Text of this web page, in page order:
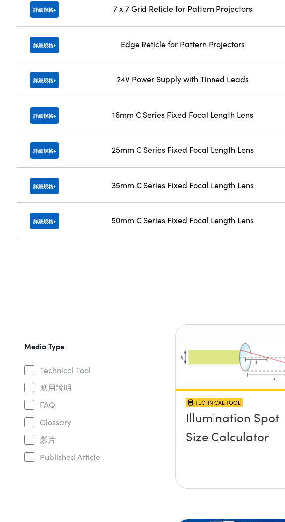
詳細規格 7 x 7 Grid Reticle for Pattern Projectors
詳細規格 Edge Reticle for Pattern Projectors
詳細規格 24V Power Supply with Tinned Leads
詳細規格 16mm C Series Fixed Focal Length Lens
詳細規格 25mm C Series Fixed Focal Length Lens
詳細規格 35mm C Series Fixed Focal Length Lens
詳細規格 50mm C Series Fixed Focal Length Lens
Media Type
Technical Tool
應用說明
FAQ
Glossary
影片
Published Article
TECHNICAL TOOL
Illumination Spot
Size Calculator